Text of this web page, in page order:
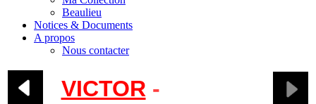
Beaulieu
Notices & Documents
A propos
Nous contacter
VICTOR -